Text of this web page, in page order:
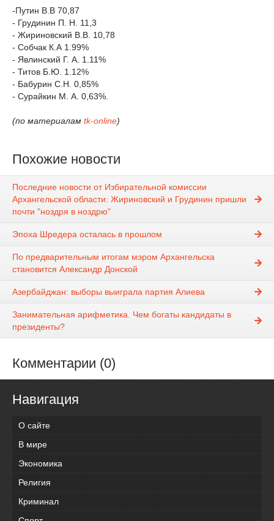
-Путин В.В 70,87
- Грудинин П. Н. 11,3
- Жириновский В.В. 10,78
- Собчак К.А 1.99%
- Явлинский Г. А. 1.11%
- Титов Б.Ю. 1.12%
- Бабурин С.Н. 0,85%
- Сурайкин М. А. 0,63%.
(по материалам tk-online)
Похожие новости
Последние новости от Избирательной комиссии
Архангельской области: Жириновский и Грудинин пришли
почти "ноздря в ноздрю"
Эпоха Шредера осталась в прошлом
По предварительным итогам мэром Архангельска
становится Александр Донской
Азербайджан: выборы выиграла партия Алиева
Занимательная арифметика. Чем богаты кандидаты в
президенты?
Комментарии (0)
Навигация
О сайте
В мире
Экономика
Религия
Криминал